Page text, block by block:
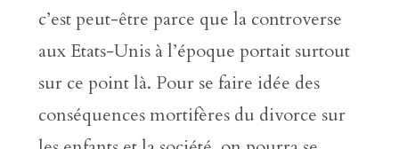
c’est peut-être parce que la controverse
aux Etats-Unis à l’époque portait surtout
sur ce point là. Pour se faire idée des
conséquences mortifères du divorce sur